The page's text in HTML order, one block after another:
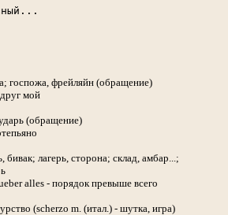
госпожа, фрейляйн (обращение)
мой
(обращение)
бивак; лагерь, сторона; склад, амбар...;
alles - порядок превыше всего
(scherzo m. (итал.) - шутка, игра)